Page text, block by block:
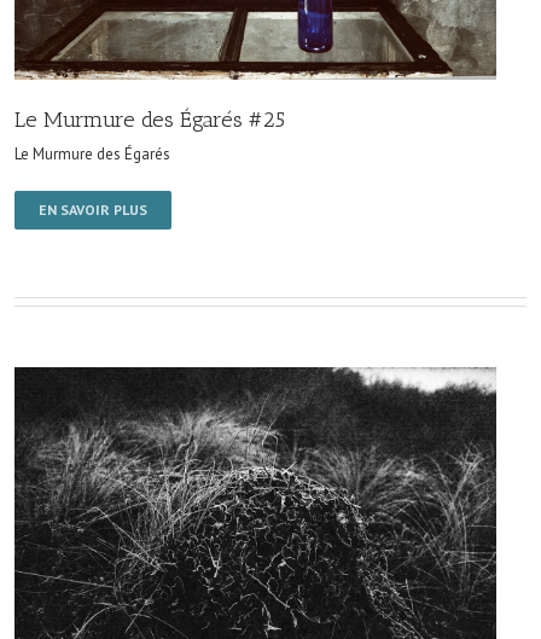
Le Murmure des Égarés #25
Le Murmure des Égarés
EN SAVOIR PLUS